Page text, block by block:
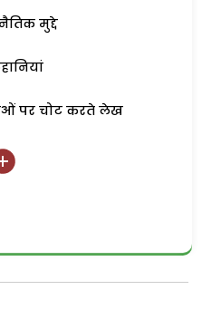
मुद्दे
पर चोट करते लेख